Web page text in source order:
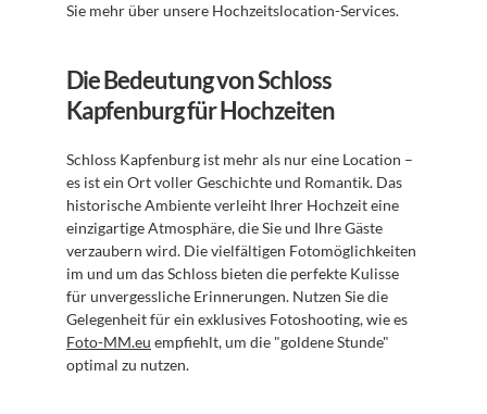
Sie mehr über unsere Hochzeitslocation-Services.
Die Bedeutung von Schloss
Kapfenburg für Hochzeiten
Schloss Kapfenburg ist mehr als nur eine Location –
es ist ein Ort voller Geschichte und Romantik. Das
historische Ambiente verleiht Ihrer Hochzeit eine
einzigartige Atmosphäre, die Sie und Ihre Gäste
verzaubern wird. Die vielfältigen Fotomöglichkeiten
im und um das Schloss bieten die perfekte Kulisse
für unvergessliche Erinnerungen. Nutzen Sie die
Foto-MM.eu empfiehlt, um die "goldene Stunde"
optimal zu nutzen.